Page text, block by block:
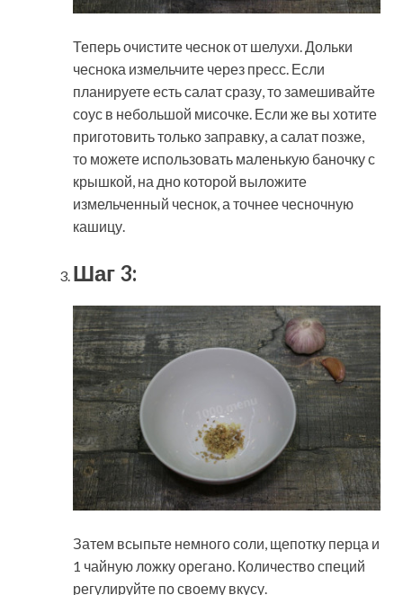
Теперь очистите чеснок от шелухи. Дольки
чеснока измельчите через пресс. Если
планируете есть салат сразу, то замешивайте
соус в небольшой мисочке. Если же вы хотите
приготовить только заправку, а салат позже,
то можете использовать маленькую баночку с
крышкой, на дно которой выложите
измельченный чеснок, а точнее чесночную
кашицу.
Шаг 3:
Затем всыпьте немного соли, щепотку перца и
1 чайную ложку орегано. Количество специй
регулируйте по своему вкусу.